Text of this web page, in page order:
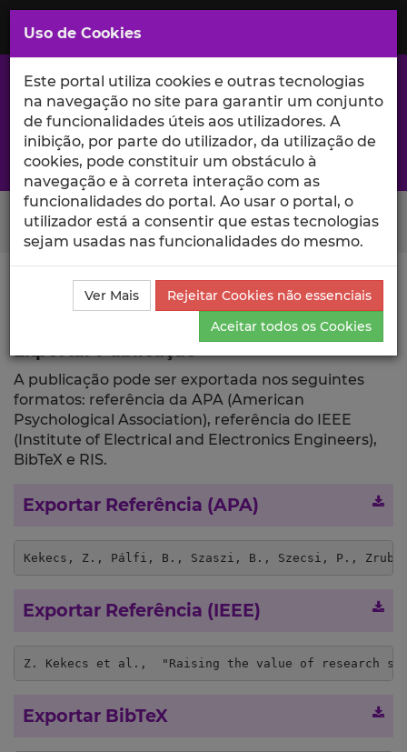
Saltar
para
Conteúdo
Principal
A excelência da investigação e ciência no Iscte
Search Button
Ciência_Iscte Publicações
Descrição Detalhada da
Publicação
Exportar
A publicação pode ser exportada nos seguintes
formatos: referência da APA (American
Psychological Association), referência do IEEE
(Institute of Electrical and Electronics Engineers),
BibTeX e RIS.
Exportar Referência (APA)
Kekecs, Z., Pálfi, B., Szaszi, B., Szecsi, P.,
Exportar Referência (IEEE)
Z. Kekecs et al.,  "Raising the value of research
Exportar BibTeX
Uso de Cookies
Este portal utiliza cookies e outras tecnologias
na navegação no site para garantir um conjunto
de funcionalidades úteis aos utilizadores. A
inibição, por parte do utilizador, da utilização de
cookies, pode constituir um obstáculo à
navegação e à correta interação com as
funcionalidades do portal. Ao usar o portal, o
utilizador está a consentir que estas tecnologias
sejam usadas nas funcionalidades do mesmo.
Ver Mais
Rejeitar Cookies não essenciais
Aceitar todos os Cookies